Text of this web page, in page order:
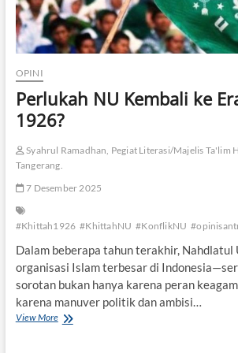
OPINI
Perlukah NU Kembali ke
1926?
Syahrul Ramadhan, Pegiat Literasi/Majelis Ta'lim
Tangerang.
7 Desember 2025
#Khittah1926 #KhittahNU #KonflikNU
Dalam beberapa tahun terakhir,
organisasi Islam terbesar di
sorotan bukan hanya karena peran
karena manuver politik dan ambisi…
View MoreP